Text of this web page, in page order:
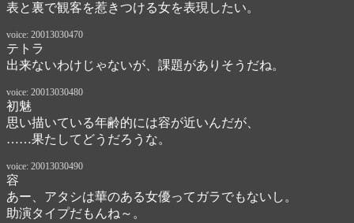
表と裏で観客を惹きつける女を表現したい。
voice: 20013030470
テトラ
出来ないわけじゃないが、課題がありそうだね。
voice: 20013030480
初魅
思い描いている年齢的には容が近いんだが、
……果たしてどうだろうな。
voice: 20013030490
容
あー、アタシは華のある女優ってガラでもないし。
助演タイプだもんね～。